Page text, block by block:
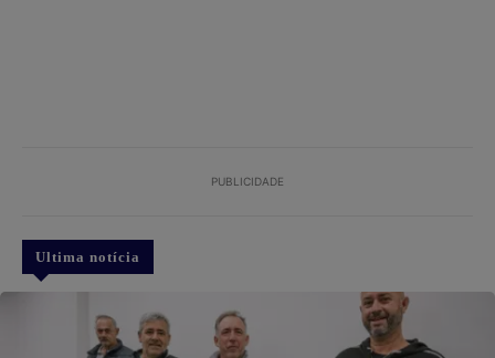
PUBLICIDADE
Ultima notícia